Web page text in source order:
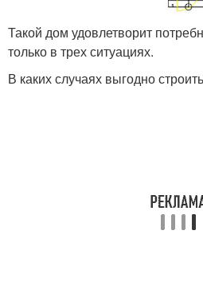
Такой дом удовлетворит
только в трех ситуациях.
В каких случаях выгодно